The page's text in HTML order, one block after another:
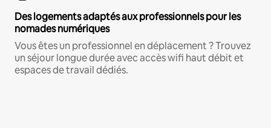
Des logements adaptés aux professionnels pour les
nomades numériques
Vous êtes un professionnel en déplacement ? Trouvez
un séjour longue durée avec accès wifi haut débit et
espaces de travail dédiés.